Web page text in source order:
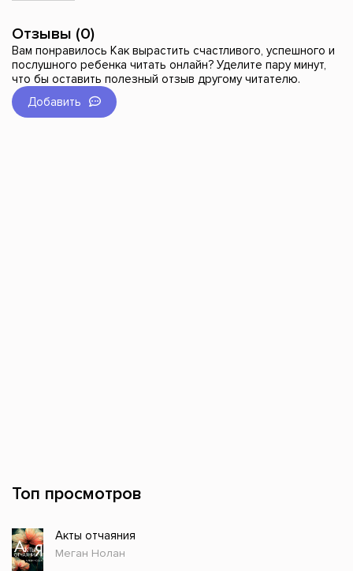
Отзывы (0)
Вам понравилось Как вырастить счастливого, успешного и
послушного ребенка читать онлайн? Уделите пару минут,
что бы оставить полезный отзыв другому читателю.
Добавить
Топ просмотров
Акты отчаяния
Меган Нолан